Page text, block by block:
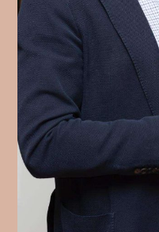
Baert. De la finesse des
sculptés minutieusement,
sur le monde et ses
les siècles et à saisir
et culturel. Découvrez des
leur esthétique,
distinction.